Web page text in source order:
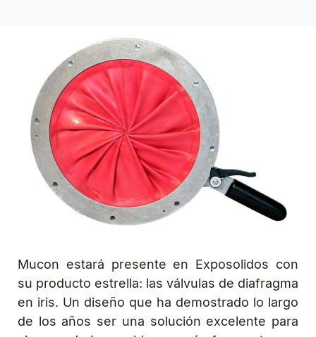
Mucon estará presente en Exposolidos con
su producto estrella: las válvulas de diafragma
en iris. Un diseño que ha demostrado lo largo
de los años ser una solución excelente para